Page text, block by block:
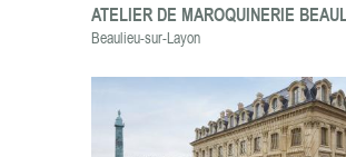
ATELIER DE MAROQUINERIE
Beaulieu-sur-Layon